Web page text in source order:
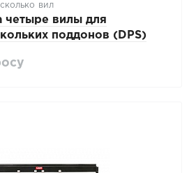
вил
четыре вилы для
поддонов (DPS)